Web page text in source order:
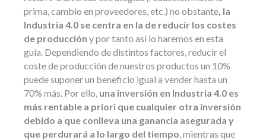
prima, cambio en proveedores, etc.) no obstante , la
Industria 4.0 se centra en la de reducir los costes
de producción y por tanto así lo haremos en esta
guía. Dependiendo de distintos factores, reducir el
coste de producción de nuestros productos un 10%
puede suponer un beneficio igual a vender hasta un
70% más. Por ello, una inversión en Industria 4.0 es
más rentable a priori que cualquier otra inversión
debido a que conlleva una ganancia asegurada y
que perdurará a lo largo del tiempo , mientras que